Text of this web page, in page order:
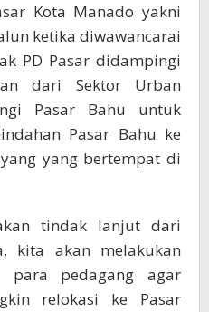
Kota Manado yakni
ketika diwawancarai
PD Pasar didampingi
dari Sektor Urban
Pasar Bahu untuk
Pasar Bahu ke
yang bertempat di
tindak lanjut dari
kita akan melakukan
para pedagang agar
relokasi ke Pasar